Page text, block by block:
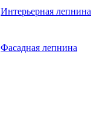
Интерьерная лепнина
Фасадная лепнина